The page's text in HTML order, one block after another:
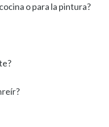
o para la pintura?